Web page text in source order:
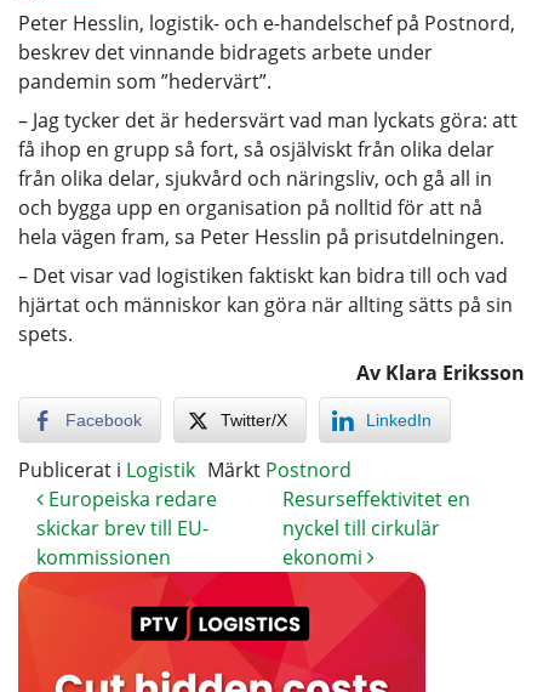
Peter Hesslin, logistik- och e-handelschef på Postnord,
beskrev det vinnande bidragets arbete under
pandemin som ”hedervärt”.
– Jag tycker det är hedersvärt vad man lyckats göra: att
få ihop en grupp så fort, så osjälviskt från olika delar
från olika delar, sjukvård och näringsliv, och gå all in
och bygga upp en organisation på nolltid för att nå
hela vägen fram, sa Peter Hesslin på prisutdelningen.
– Det visar vad logistiken faktiskt kan bidra till och vad
hjärtat och människor kan göra när allting sätts på sin
spets.
Av Klara Eriksson
Facebook Twitter/X LinkedIn
Publicerat i Logistik Märkt Postnord
Europeiska redare
skickar brev till EU-
kommissionen
Resurseffektivitet en
nyckel till cirkulär
ekonomi